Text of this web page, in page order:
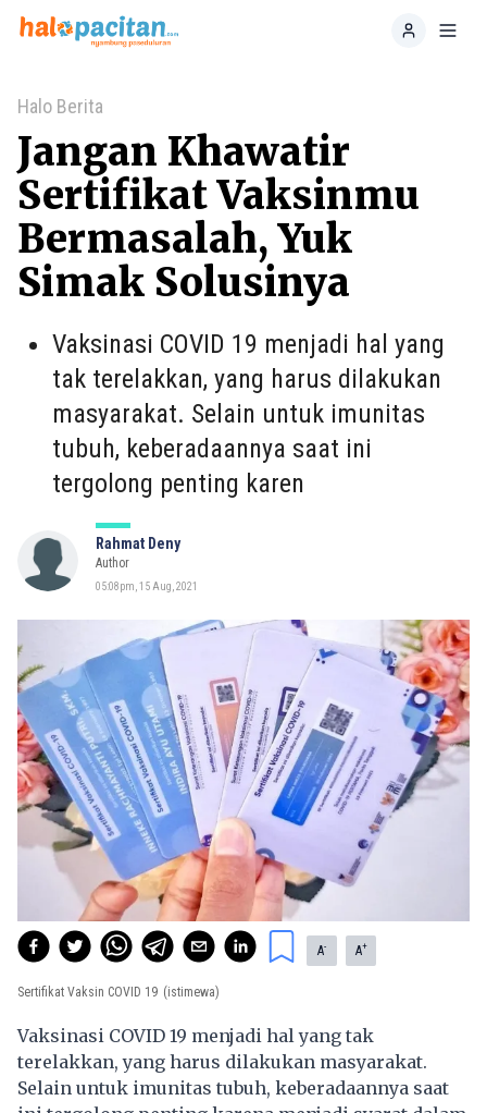
Home
Halo Berita
Jangan Khawatir
Sertifikat Vaksinmu
Bermasalah, Yuk
Simak Solusinya
Vaksinasi COVID 19 menjadi hal yang
tak terelakkan, yang harus dilakukan
masyarakat. Selain untuk imunitas
tubuh, keberadaannya saat ini
tergolong penting karen
Rahmat Deny
Author
05:08pm, 15 Aug, 2021
A- A+
Sertifikat Vaksin COVID 19 (istimewa)
Vaksinasi COVID 19 menjadi hal yang tak
terelakkan, yang harus dilakukan masyarakat.
Selain untuk imunitas tubuh, keberadaannya saat